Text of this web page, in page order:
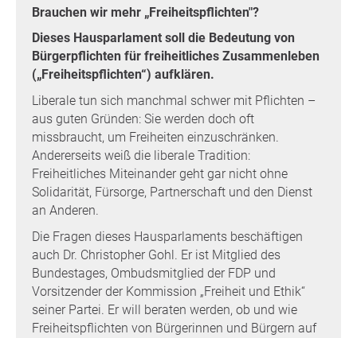
Brauchen wir mehr „Freiheitspflichten"?
Dieses Hausparlament soll die Bedeutung von
Bürgerpflichten für freiheitliches Zusammenleben
(„Freiheitspflichten“) aufklären.
Liberale tun sich manchmal schwer mit Pflichten –
aus guten Gründen: Sie werden doch oft
missbraucht, um Freiheiten einzuschränken.
Andererseits weiß die liberale Tradition:
Freiheitliches Miteinander geht gar nicht ohne
Solidarität, Fürsorge, Partnerschaft und den Dienst
an Anderen.
Die Fragen dieses Hausparlaments beschäftigen
auch Dr. Christopher Gohl. Er ist Mitglied des
Bundestages, Ombudsmitglied der FDP und
Vorsitzender der Kommission „Freiheit und Ethik“
seiner Partei. Er will beraten werden, ob und wie
Freiheitspflichten von Bürgerinnen und Bürgern auf